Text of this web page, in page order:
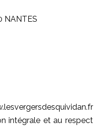
NANTES
intégrale et au respect